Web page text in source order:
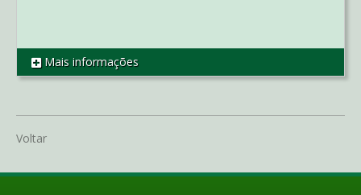
REF SO2252
Mais informações
Voltar